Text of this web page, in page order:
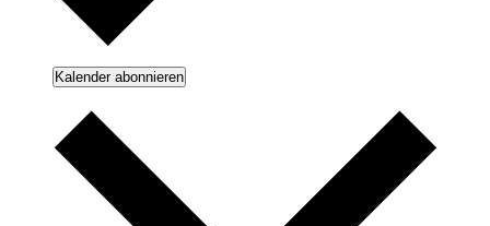
Kalender abonnieren